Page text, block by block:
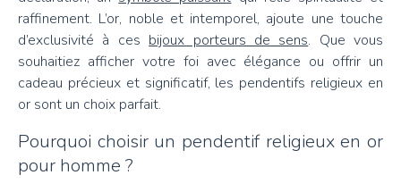
raffinement. L’or, noble et intemporel, ajoute une touche
d’exclusivité à ces bijoux porteurs de sens. Que vous
souhaitiez afficher votre foi avec élégance ou offrir un
cadeau précieux et significatif, les pendentifs religieux en
or sont un choix parfait.
Pourquoi choisir un pendentif religieux en or
pour homme ?